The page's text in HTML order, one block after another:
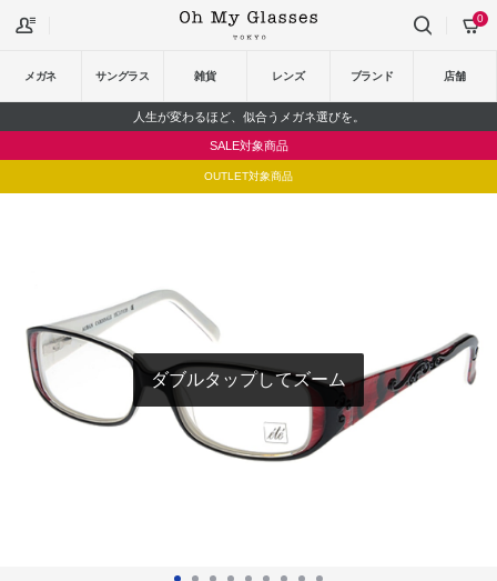
メガネ サングラス 雑貨 レンズ ブランド 店舗
0
人生が変わるほど、似合うメガネ選びを。
SALE対象商品
OUTLET対象商品
ダブルタップしてズーム